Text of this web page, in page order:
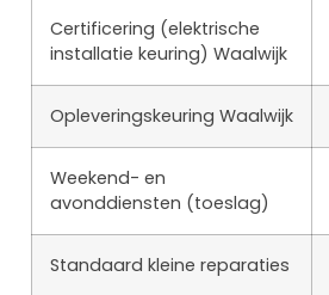
Certificering (elektrische
installatie keuring) Waalwijk
Opleveringskeuring Waalwijk
Weekend- en
avonddiensten (toeslag)
Standaard kleine reparaties